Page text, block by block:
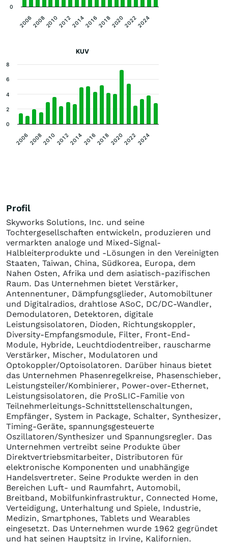
2006200820102012201420162018202020222024
0
KUV
2006200820102012201420162018202020222024
0
2
4
6
8
Profil
Skyworks Solutions, Inc. und seine
Tochtergesellschaften entwickeln, produzieren und
vermarkten analoge und Mixed-Signal-
Halbleiterprodukte und -Lösungen in den Vereinigten
Staaten, Taiwan, China, Südkorea, Europa, dem
Nahen Osten, Afrika und dem asiatisch-pazifischen
Raum. Das Unternehmen bietet Verstärker,
Antennentuner, Dämpfungsglieder, Automobiltuner
und Digitalradios, drahtlose ASoC, DC/DC-Wandler,
Demodulatoren, Detektoren, digitale
Leistungsisolatoren, Dioden, Richtungskoppler,
Diversity-Empfangsmodule, Filter, Front-End-
Module, Hybride, Leuchtdiodentreiber, rauscharme
Verstärker, Mischer, Modulatoren und
Optokoppler/Optoisolatoren. Darüber hinaus bietet
das Unternehmen Phasenregelkreise, Phasenschieber,
Leistungsteiler/Kombinierer, Power-over-Ethernet,
Leistungsisolatoren, die ProSLIC-Familie von
Teilnehmerleitungs-Schnittstellenschaltungen,
Empfänger, System in Package, Schalter, Synthesizer,
Timing-Geräte, spannungsgesteuerte
Oszillatoren/Synthesizer und Spannungsregler. Das
Unternehmen vertreibt seine Produkte über
Direktvertriebsmitarbeiter, Distributoren für
elektronische Komponenten und unabhängige
Handelsvertreter. Seine Produkte werden in den
Bereichen Luft- und Raumfahrt, Automobil,
Breitband, Mobilfunkinfrastruktur, Connected Home,
Verteidigung, Unterhaltung und Spiele, Industrie,
Medizin, Smartphones, Tablets und Wearables
eingesetzt. Das Unternehmen wurde 1962 gegründet
und hat seinen Hauptsitz in Irvine, Kalifornien.